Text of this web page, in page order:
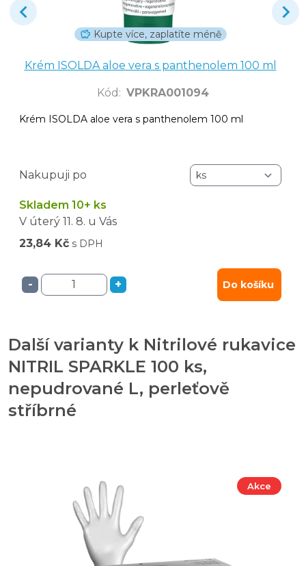
Kupte více, zaplatíte méně
Krém ISOLDA aloe vera s panthenolem 100 ml
Kód : VPKRA001094
Krém ISOLDA aloe vera s panthenolem 100 ml
Nakupuji po
Skladem 10+ ks
V úterý 11. 8. u Vás
23,84 Kč s DPH
- + Do košíku
Další varianty k Nitrilové rukavice
NITRIL SPARKLE 100 ks,
nepudrované L, perleťově
stříbrné
Akce